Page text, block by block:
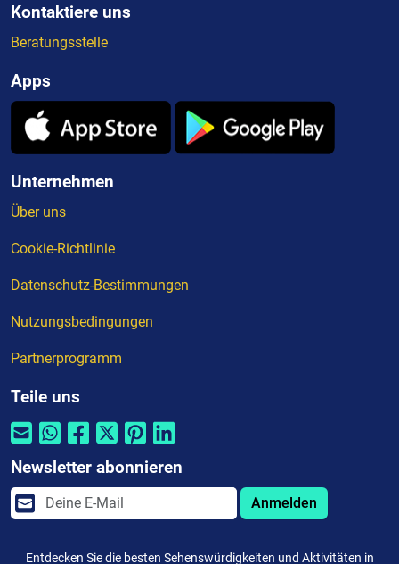
Kontaktiere uns
Beratungsstelle
Apps
Unternehmen
Über uns
Cookie-Richtlinie
Datenschutz-Bestimmungen
Nutzungsbedingungen
Partnerprogramm
Teile uns
Newsletter abonnieren
Anmelden
Entdecken Sie die besten Sehenswürdigkeiten und Aktivitäten in